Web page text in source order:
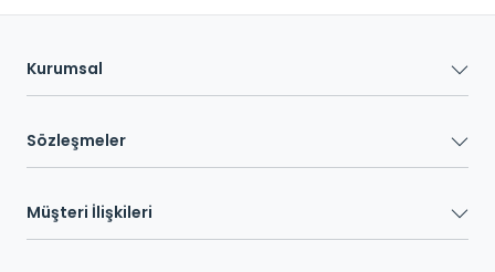
Kurumsal
Sözleşmeler
Müşteri İlişkileri